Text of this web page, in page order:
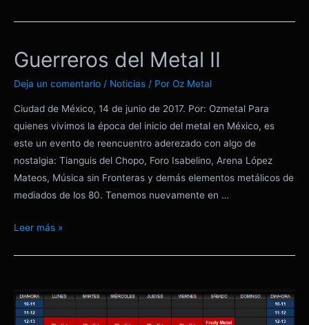
Guerreros del Metal II
Deja un comentario / Noticias / Por Oz Metal
Ciudad de México, 14 de junio de 2017. Por: Ozmetal Para
quienes vivimos la época del inicio del metal en México, es
este un evento de reencuentro aderezado con algo de
nostalgia: Tianguis del Chopo, Foro Isabelino, Arena López
Mateos, Música sin Fronteras y demás elementos metálicos de
mediados de los 80. Tenemos nuevamente en …
Guerreros
Leer más »